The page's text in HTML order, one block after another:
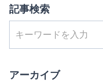
記事検索
アーカイブ